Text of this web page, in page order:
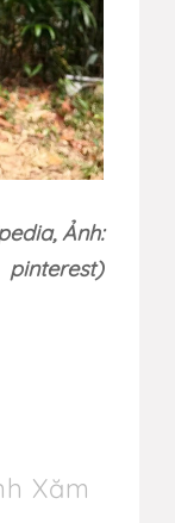
Ảnh:
pinterest)
Xăm